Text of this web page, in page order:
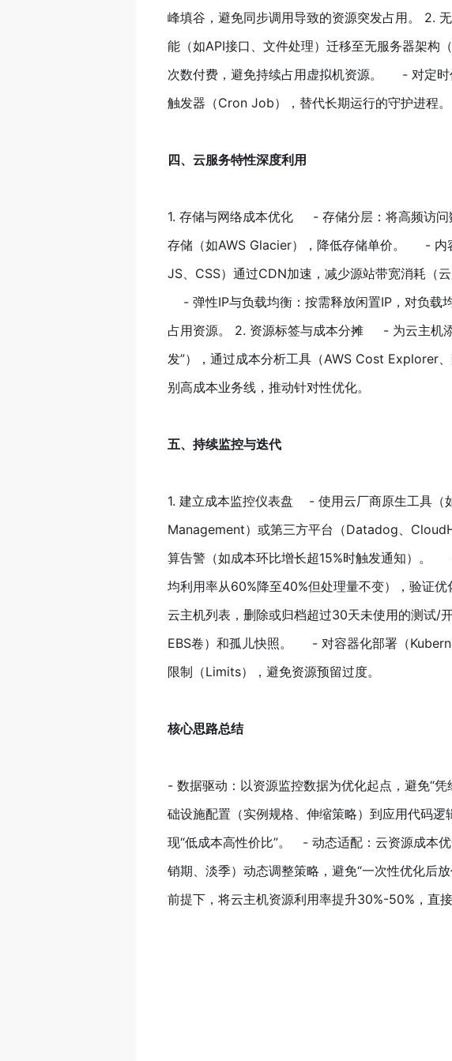
峰填谷，避免同步调用导致的资源突发占用。 2.
能（如API接口、文件处理）迁移至无服务器架构
次数付费，避免持续占用虚拟机资源。 - 对定时
触发器（Cron Job），替代长期运行的守护进程。
四、云服务特性深度利用
1. 存储与网络成本优化 - 存储分层：将高频访问
存储（如AWS Glacier），降低存储单价。 - 内
JS、CSS）通过CDN加速，减少源站带宽消耗（
- 弹性IP与负载均衡：按需释放闲置IP，对负载
占用资源。 2. 资源标签与成本分摊 - 为云主机
发”），通过成本分析工具（AWS Cost Explorer
别高成本业务线，推动针对性优化。
五、持续监控与迭代
1. 建立成本监控仪表盘 - 使用云厂商原生工具
Management）或第三方平台（Datadog、
算告警（如成本环比增长超15%时触发通知）。
均利用率从60%降至40%但处理量不变），验证
云主机列表，删除或归档超过30天未使用的测试/
EBS卷）和孤儿快照。 - 对容器化部署（
限制（Limits），避免资源预留过度。
核心思路总结
- 数据驱动：以资源监控数据为优化起点，避免“
础设施配置（实例规格、伸缩策略）到应用代码
现“低成本高性价比”。 - 动态适配：云资源成本
销期、淡季）动态调整策略，避免“一次性优化后
前提下，将云主机资源利用率提升30%-50%，直